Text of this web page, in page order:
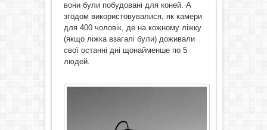
вони були побудовані для коней. А
згодом використовувалися, як камери
для 400 чоловік, де на кожному ліжку
(якщо ліжка взагалі були) доживали
свої останні дні щонайменше по 5
людей.